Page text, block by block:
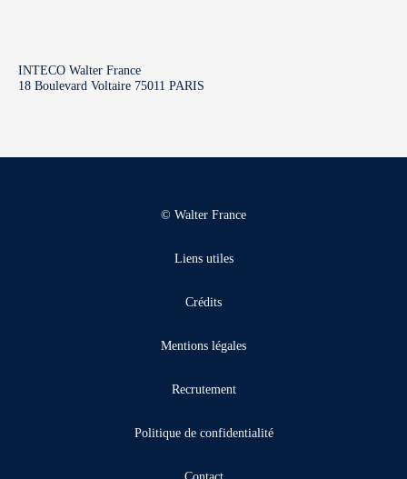
INTECO Walter France
18 Boulevard Voltaire 75011 PARIS
© Walter France
Liens utiles
Crédits
Mentions légales
Recrutement
Politique de confidentialité